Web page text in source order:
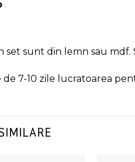
set sunt din lemn sau mdf.
de 7-10 zile lucratoarea